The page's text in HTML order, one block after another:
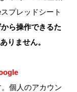
プレッドシート
ら操作できるた
りません。
個人のアカウン